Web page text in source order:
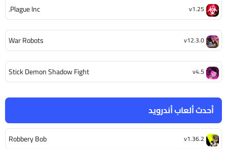
أحدث ألعاب أندرويد
Robbery Bob v1.36.2
Plague Inc. v1.25
War Robots v12.3.0
Stick Demon Shadow Fight v4.5